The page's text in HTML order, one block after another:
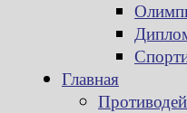
Главная